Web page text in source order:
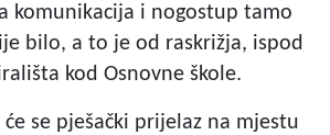
komunikacija i nogostup tamo
bilo, a to je od raskrižja, ispod
kod Osnovne škole.
se pješački prijelaz na mjestu